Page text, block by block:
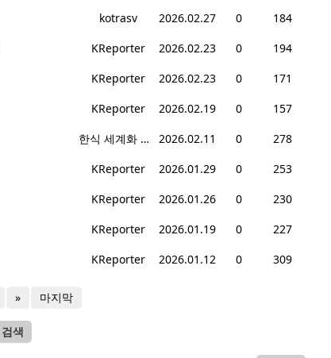
kotrasv 2026.02.27 0
184
KReporter 2026.02.23 0
194
KReporter 2026.02.23 0
171
KReporter 2026.02.19 0
157
한식 세계화 협회 2026.02.11 0
278
KReporter 2026.01.29 0
253
KReporter 2026.01.26 0
230
KReporter 2026.01.19 0
227
KReporter 2026.01.12 0 309
» 마지막
검색